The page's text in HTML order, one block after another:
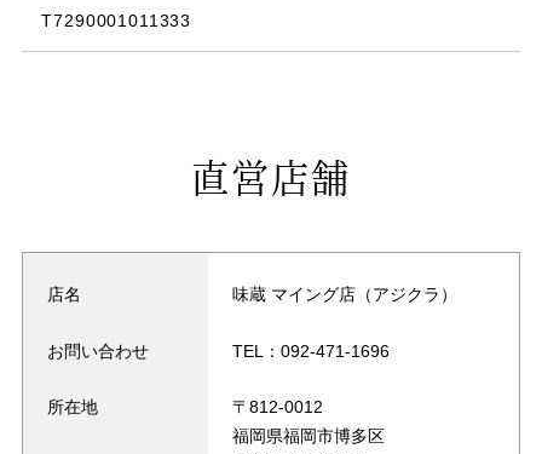
T7290001011333
直営店舗
店名 味蔵 マイング店（アジクラ）
お問い合わせ TEL：092-471-1696
所在地
〒812-0012
福岡県福岡市博多区